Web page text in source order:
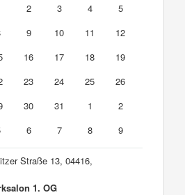
2 3 4
5
9 10 11
12
16 17 18
19
23 24 25
26
30 31 1
2
6 7 8 9
Straße 13, 04416,
1. OG